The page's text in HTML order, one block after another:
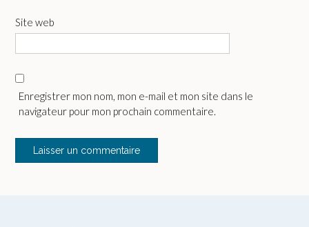
Site web
Enregistrer mon nom, mon e-mail et mon site dans le
navigateur pour mon prochain commentaire.